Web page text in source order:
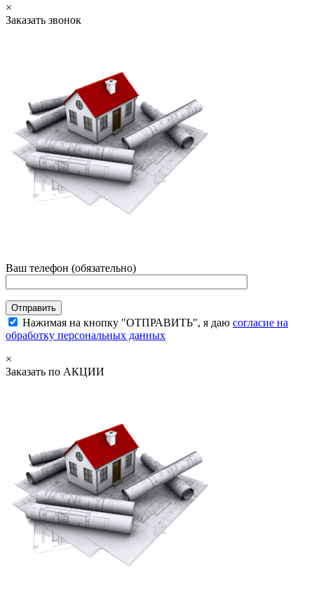
×
Заказать звонок
Ваш телефон (обязательно)
Нажимая на кнопку "ОТПРАВИТЬ", я даю согласие на
обработку персональных данных
×
Заказать по АКЦИИ